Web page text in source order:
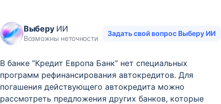
ВыберуИИ
Возможны неточности
Задать свой вопрос Выберу ИИ
В банке ”Кредит Европа Банк” нет специальных
программ рефинансирования автокредитов. Для
погашения действующего автокредита можно
рассмотреть предложения других банков, которые